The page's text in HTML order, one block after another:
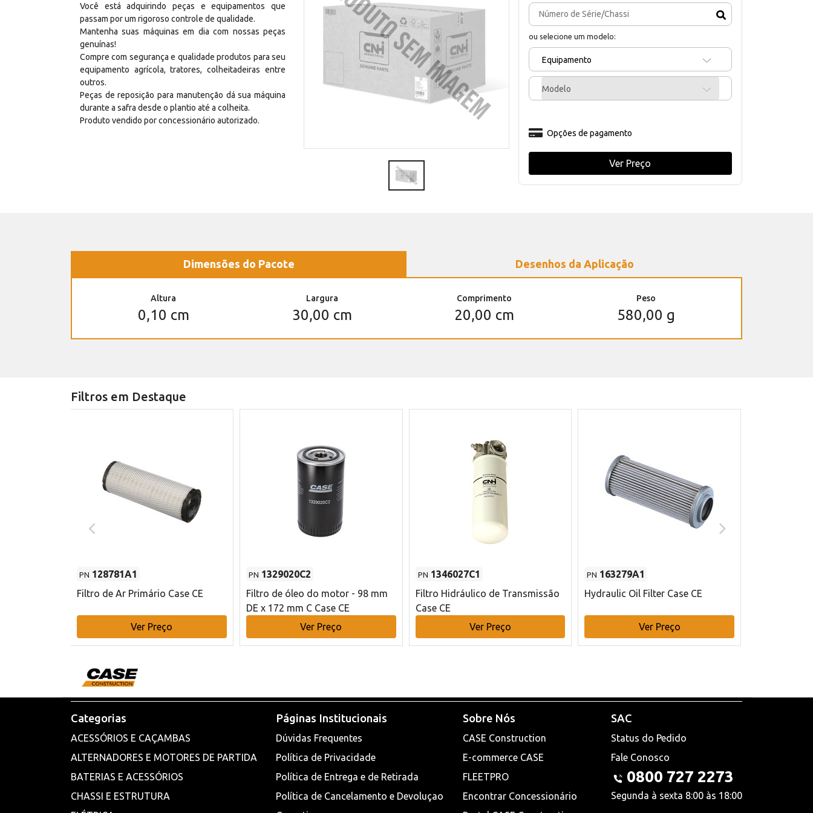
Você está adquirindo peças e equipamentos que
passam por um rigoroso controle de qualidade.
Mantenha suas máquinas em dia com nossas peças
genuínas!
Compre com segurança e qualidade produtos para seu
equipamento agrícola, tratores, colheitadeiras entre
outros.
Peças de reposição para manutenção dá sua máquina
durante a safra desde o plantio até a colheita.
Produto vendido por concessionário autorizado.
ou selecione um modelo:
Equipamento
Modelo
Opções de pagamento
Ver Preço
Dimensões do Pacote Desenhos da Aplicação
Altura
0,10 cm
Largura
30,00 cm
Comprimento
20,00 cm
Peso
580,00 g
Filtros em Destaque
PN 128781A1
Filtro de Ar Primário Case CE
Ver Preço
PN 1329020C2
Filtro de óleo do motor - 98 mm
DE x 172 mm C Case CE
Ver Preço
PN 1346027C1
Filtro Hidráulico de Transmissão
Case CE
Ver Preço
PN 163279A1
Hydraulic Oil Filter Case CE
Ver Preço
Categorias
ACESSÓRIOS E CAÇAMBAS
ALTERNADORES E MOTORES DE PARTIDA
BATERIAS E ACESSÓRIOS
CHASSI E ESTRUTURA
Páginas Institucionais
Dúvidas Frequentes
Política de Privacidade
Política de Entrega e de Retirada
Política de Cancelamento e Devoluçao
Sobre Nós
CASE Construction
E-commerce CASE
FLEETPRO
Encontrar Concessionário
SAC
Status do Pedido
Fale Conosco
0800 727 2273
Segunda à sexta 8:00 às 18:00